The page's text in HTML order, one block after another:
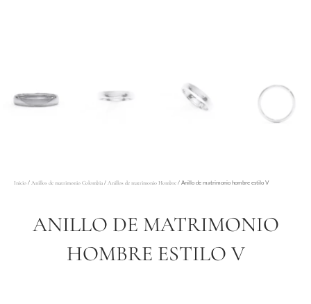
Inicio / Anillos de matrimonio Colombia / Anillos de matrimonio Hombre / Anillo de matrimonio hombre estilo V
ANILLO DE MATRIMONIO
HOMBRE ESTILO V